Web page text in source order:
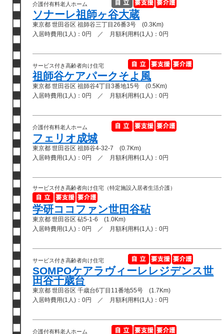
介護付有料老人ホーム
ソナーレ祖師ヶ谷大蔵
東京都 世田谷区 祖師谷三丁目26番3号 (0.3Km)
入居時費用(1人)：0円 ／ 月額利用料(1人)：0円
サービス付き高齢者向け住宅
祖師谷ケアパークそよ風
東京都 世田谷区 祖師谷4丁目3番地15号 (0.5Km)
入居時費用(1人)：0円 ／ 月額利用料(1人)：0円
介護付有料老人ホーム
フェリオ成城
東京都 世田谷区 祖師谷4-32-7 (0.7Km)
入居時費用(1人)：0円 ／ 月額利用料(1人)：0円
サービス付き高齢者向け住宅（特定施設入居者生活介護）
学研ココファン世田谷砧
東京都 世田谷区 砧5-1-6 (1.0Km)
入居時費用(1人)：0円 ／ 月額利用料(1人)：0円
サービス付き高齢者向け住宅
SOMPOケアラヴィーレレジデンス世
田谷千歳台
東京都 世田谷区 千歳台6丁目11番地55号 (1.7Km)
入居時費用(1人)：0円 ／ 月額利用料(1人)：0円
介護付有料老人ホーム